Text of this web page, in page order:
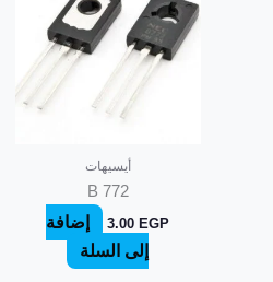
أيسيهات
B 772
3.00 EGP
إضافة
إلى السلة